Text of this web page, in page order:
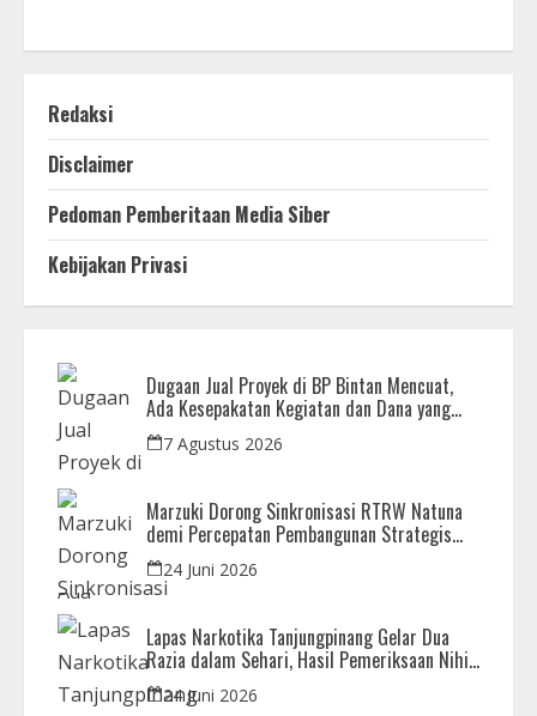
Redaksi
Disclaimer
Pedoman Pemberitaan Media Siber
Kebijakan Privasi
Dugaan Jual Proyek di BP Bintan Mencuat,
Ada Kesepakatan Kegiatan dan Dana yang
Dikembalikan
7 Agustus 2026
Marzuki Dorong Sinkronisasi RTRW Natuna
demi Percepatan Pembangunan Strategis
Daerah24 Juni 2026
Lapas Narkotika Tanjungpinang Gelar Dua
Razia dalam Sehari, Hasil Pemeriksaan Nihil
Barang Terlarang
24 Juni 2026